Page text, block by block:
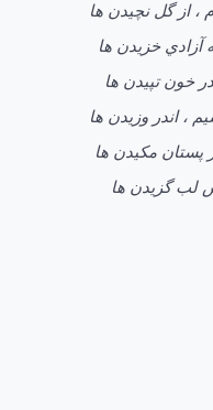
، از گل نچيدن ها
خزيدن ها
خون تپيدن ها
، اندر وزيدن ها
پستان مكيدن ها
لب گزيدن ها